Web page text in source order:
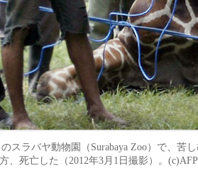
スラバヤ動物園（Surabaya Zoo）で、苦
、死亡した（2012年3月1日撮影）。